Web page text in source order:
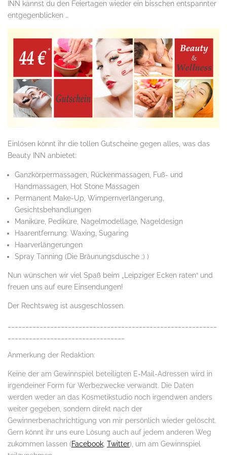
INN kannst du den Feiertagen wieder ein bisschen entspannter
entgegenblicken …
Einlösen könnt ihr die tollen Gutscheine gegen alles, was das
Beauty INN anbietet:
Ganzkörpermassagen, Rückenmassagen, Fuß- und
Handmassagen, Hot Stone Massagen
Permanent Make-Up, Wimpernverlängerung,
Gesichtsbehandlungen
Maniküre, Pediküre, Nagelmodellage, Nageldesign
Haarentfernung: Waxing, Sugaring
Haarverlängerungen
Spray Tanning (Die Bräunungsdusche ;) )
Nun wünschen wir viel Spaß beim „Leipziger Ecken raten“ und
freuen uns auf eure Einsendungen!
Der Rechtsweg ist ausgeschlossen.
Anmerkung der Redaktion:
Keine der am Gewinnspiel beteiligten E-Mail-Adressen wird in
irgendeiner Form für Werbezwecke verwandt. Die Daten
werden weder an das Kosmetikstudio noch irgendwen anders
weiter gegeben, sondern direkt nach der
Gewinnerbenachrichtigung von mir persönlich wieder gelöscht.
Gern könnt ihr uns eure Lösung auch auf jedem anderen Weg
zukommen lassen (Facebook Twitter), um am Gewinnspiel